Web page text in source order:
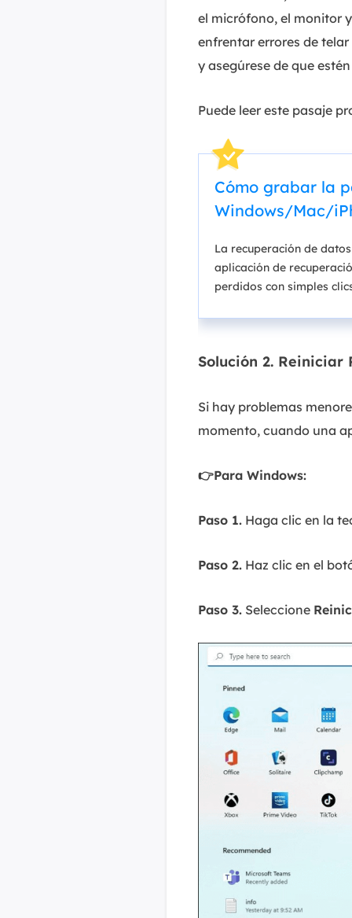
el micrófono, el monitor
enfrentar errores de
y asegúrese de que
Puede leer este pasaje
Cómo grabar la
Windows/Mac/
La recuperación de
aplicación de
perdidos con simples
Solución 2. Reiniciar
Si hay problemas
momento, cuando una
👉Para Windows:
Paso 1. Haga clic en la
Paso 2. Haz clic en el
Paso 3. Seleccione